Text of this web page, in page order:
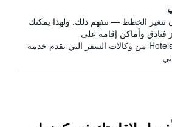
تتغير الخطط — نتفهم ذلك. ولهذا يمكنك
وأماكن إقامة على
HotelsCombined من وكالات السفر التي تقدم خدمة